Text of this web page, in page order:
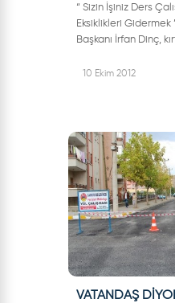
“ Sizin İşiniz Ders
Eksiklikleri Gidermek
Başkanı İrfan Dinç,
yardım ettiği okul
10 Ekim 2012
VATANDAŞ